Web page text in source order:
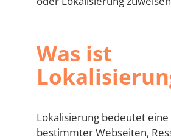
Was ist
Lokalisierung bedeutet eine
bestimmter Webseiten,